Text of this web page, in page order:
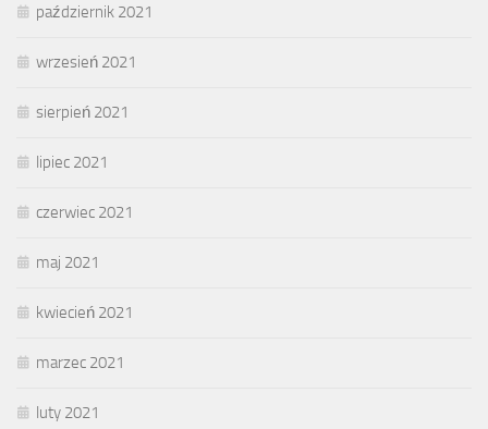
październik 2021
wrzesień 2021
sierpień 2021
lipiec 2021
czerwiec 2021
maj 2021
kwiecień 2021
marzec 2021
luty 2021